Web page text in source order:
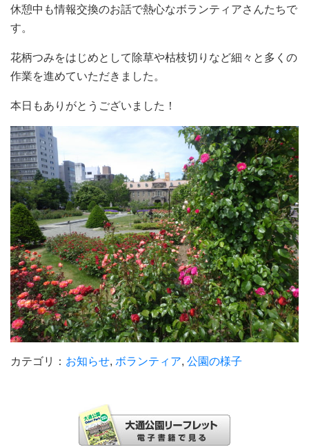
休憩中も情報交換のお話で熱心なボランティアさんたちで
す。
花柄つみをはじめとして除草や枯枝切りなど細々と多くの
作業を進めていただきました。
本日もありがとうございました！
カテゴリ： お知らせ, ボランティア, 公園の様子